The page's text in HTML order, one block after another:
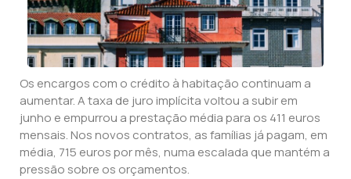
Os encargos com o crédito à habitação continuam a
aumentar. A taxa de juro implícita voltou a subir em
junho e empurrou a prestação média para os 411 euros
mensais. Nos novos contratos, as famílias já pagam, em
média, 715 euros por mês, numa escalada que mantém a
pressão sobre os orçamentos.